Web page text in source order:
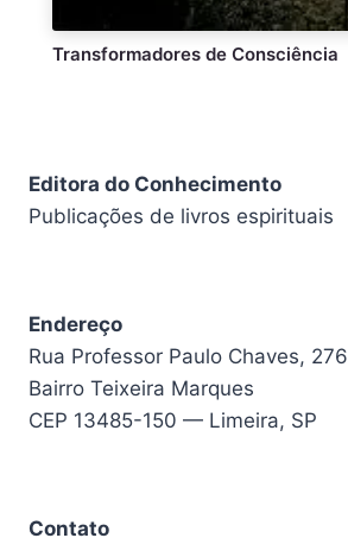
Transformadores de Consciência
Editora do Conhecimento
Publicações de livros espirituais
Endereço
Rua Professor Paulo Chaves, 276
Bairro Teixeira Marques
CEP 13485-150 — Limeira, SP
Contato